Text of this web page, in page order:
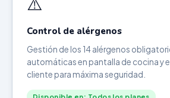
Control de alérgenos
Gestión de los 14 alérgenos
automáticas en pantalla de cocina y
cliente para máxima seguridad.
Disponible en: Todos los planes